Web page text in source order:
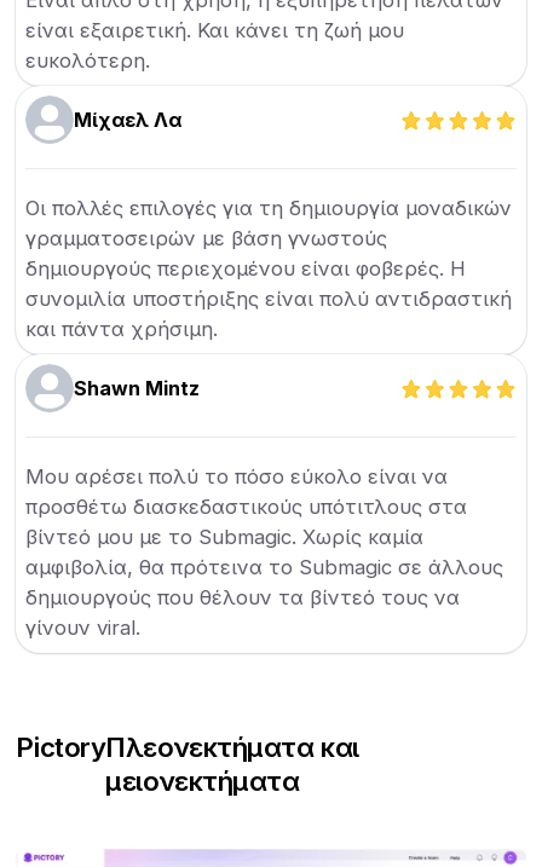
είναι εξαιρετική. Και κάνει τη ζωή μου
ευκολότερη.
Μίχαελ Λα
Οι πολλές επιλογές για τη δημιουργία μοναδικών
γραμματοσειρών με βάση γνωστούς
δημιουργούς περιεχομένου είναι φοβερές. Η
συνομιλία υποστήριξης είναι πολύ αντιδραστική
και πάντα χρήσιμη.
Shawn Mintz
Μου αρέσει πολύ το πόσο εύκολο είναι να
προσθέτω διασκεδαστικούς υπότιτλους στα
βίντεό μου με το Submagic. Χωρίς καμία
αμφιβολία, θα πρότεινα το Submagic σε άλλους
δημιουργούς που θέλουν τα βίντεό τους να
γίνουν viral.
PictoryΠλεονεκτήματα και
μειονεκτήματα